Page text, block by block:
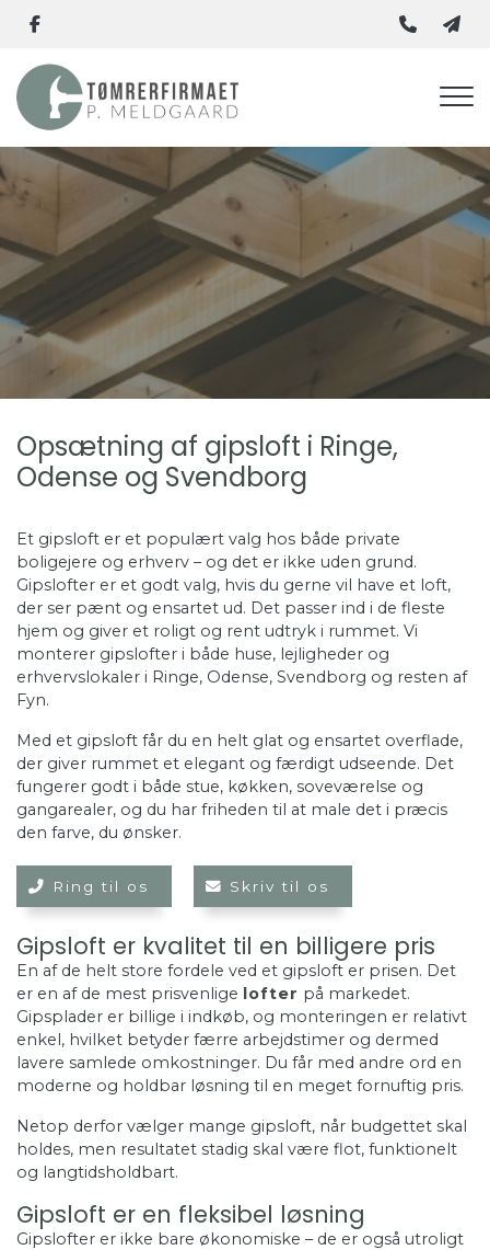
hovedindhold
Opsætning af gipsloft i Ringe,
Odense og Svendborg
Et gipsloft er et populært valg hos både private
boligejere og erhverv – og det er ikke uden grund.
Gipslofter er et godt valg, hvis du gerne vil have et loft,
der ser pænt og ensartet ud. Det passer ind i de fleste
hjem og giver et roligt og rent udtryk i rummet. Vi
monterer gipslofter i både huse, lejligheder og
erhvervslokaler i Ringe, Odense, Svendborg og resten af
Fyn.
Med et gipsloft får du en helt glat og ensartet overflade,
der giver rummet et elegant og færdigt udseende. Det
fungerer godt i både stue, køkken, soveværelse og
gangarealer, og du har friheden til at male det i præcis
den farve, du ønsker.
Ring til os Skriv til os
Gipsloft er kvalitet til en billigere pris
En af de helt store fordele ved et gipsloft er prisen. Det
er en af de mest prisvenlige lofter på markedet.
Gipsplader er billige i indkøb, og monteringen er relativt
enkel, hvilket betyder færre arbejdstimer og dermed
lavere samlede omkostninger. Du får med andre ord en
moderne og holdbar løsning til en meget fornuftig pris.
Netop derfor vælger mange gipsloft, når budgettet skal
holdes, men resultatet stadig skal være flot, funktionelt
og langtidsholdbart.
Gipsloft er en fleksibel løsning
Gipslofter er ikke bare økonomiske – de er også utroligt